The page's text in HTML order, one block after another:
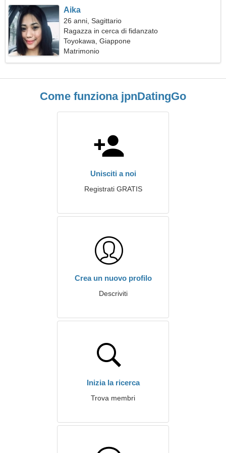
Aika
26 anni, Sagittario
Ragazza in cerca di fidanzato
Toyokawa, Giappone
Matrimonio
Come funziona jpnDatingGo
Unisciti a noi
Registrati GRATIS
Crea un nuovo profilo
Descriviti
Inizia la ricerca
Trova membri